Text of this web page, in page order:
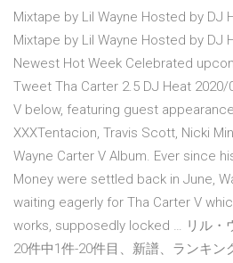
Mixtape by Lil Wayne Hosted by DJ
Mixtape by Lil Wayne Hosted by DJ
Newest Hot Week Celebrated
Tweet Tha Carter 2.5 DJ Heat
V below, featuring guest
XXXTentacion, Travis Scott, Nicki
Wayne Carter V Album. Ever since
Money were settled back in June,
waiting eagerly for Tha Carter V
works, supposedly locked … リル・
20件中1件-20件目、新譜、ランキン